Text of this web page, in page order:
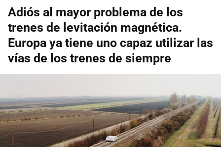
Adiós al mayor problema de los
trenes de levitación magnética.
Europa ya tiene uno capaz utilizar las
vías de los trenes de siempre